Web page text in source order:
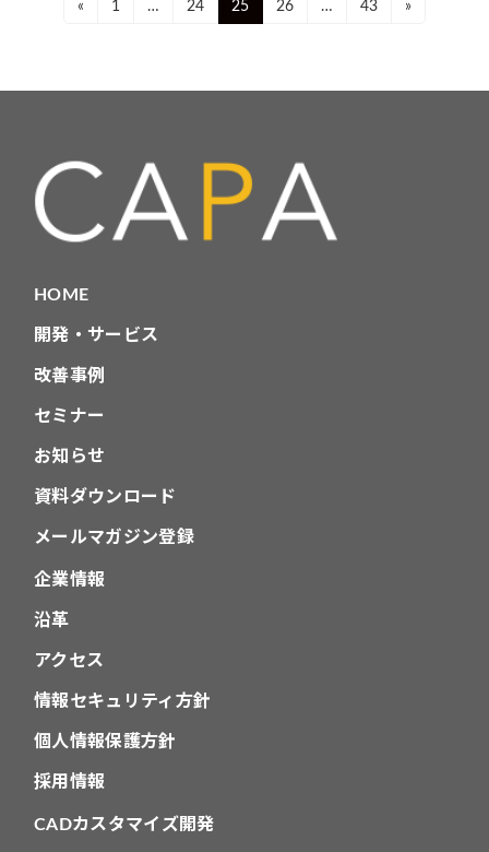
ー
シ
ン
« Page
1 … Page
24 Page
25 Page
26 … Page
43 »
HOME
開発・サービス
改善事例
セミナー
お知らせ
資料ダウンロード
メールマガジン登録
企業情報
沿革
アクセス
情報セキュリティ方針
個人情報保護方針
採用情報
CADカスタマイズ開発